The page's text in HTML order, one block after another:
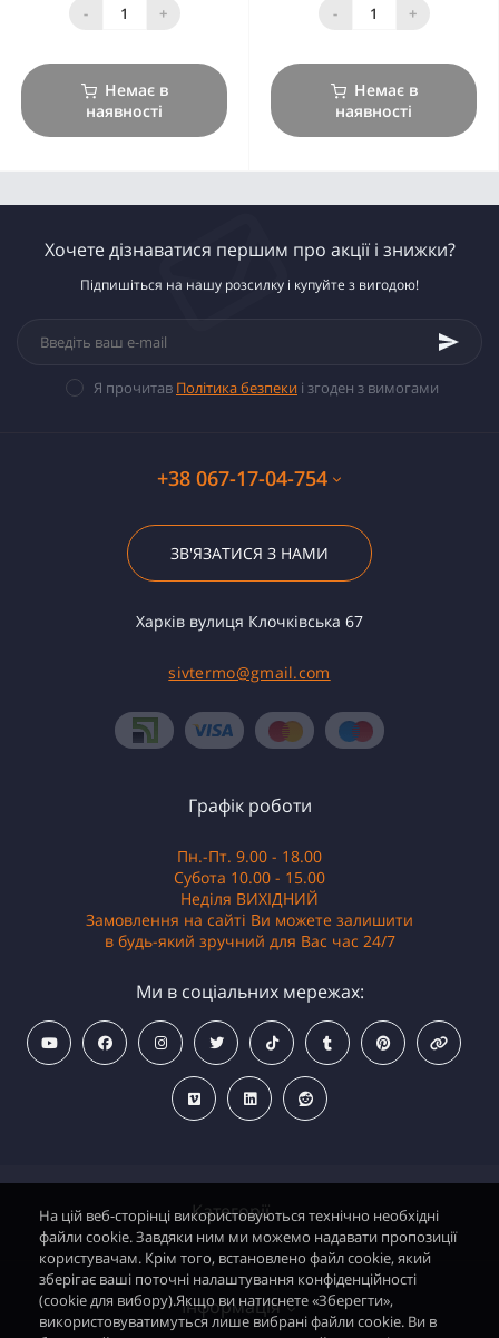
- +
Немає в
наявності
- +
Немає в
наявності
Хочете дізнаватися першим про акції і знижки?
Підпишіться на нашу розсилку і купуйте з вигодою!
Я прочитав Політика безпеки і згоден з вимогами
+38 067-17-04-754
ЗВ'ЯЗАТИСЯ З НАМИ
Харків вулиця Клочківська 67
sivtermo@gmail.com
Категорії
Водонагрівачі електричні
Інформація
Графік роботи
Пн.-Пт. 9.00 - 18.00
Субота 10.00 - 15.00
Неділя ВИХІДНИЙ
Замовлення на сайті Ви можете залишити
в будь-який зручний для Вас час 24/7
Ми в соціальних мережах:
На цій веб-сторінці використовуються технічно необхідні
файли cookie. Завдяки ним ми можемо надавати пропозиції
користувачам. Крім того, встановлено файл cookie, який
зберігає ваші поточні налаштування конфіденційності
(cookie для вибору).Якщо ви натиснете «Зберегти»,
використовуватимуться лише вибрані файли cookie. Ви в